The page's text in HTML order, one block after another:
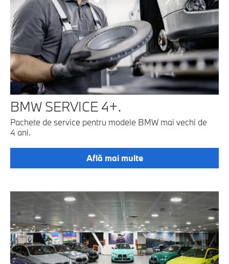
BMW SERVICE 4+.
Pachete de service pentru modele BMW mai vechi de
4 ani.
Află mai multe